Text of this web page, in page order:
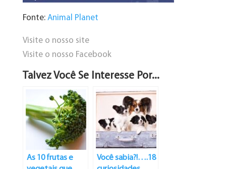
Fonte: Animal Planet
Visite o nosso site
Visite o nosso Facebook
Talvez Você Se Interesse Por...
As 10 frutas e
Você sabia?!….18